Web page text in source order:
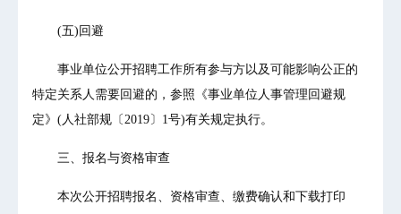
(五)回避
事业单位公开招聘工作所有参与方以及可能影响公正的
特定关系人需要回避的，参照《事业单位人事管理回避规
定》(人社部规〔2019〕1号)有关规定执行。
三、报名与资格审查
本次公开招聘报名、资格审查、缴费确认和下载打印